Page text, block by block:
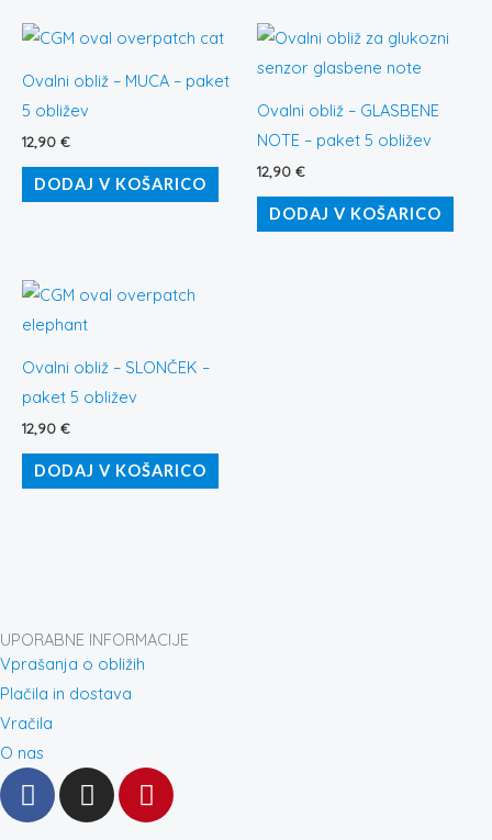
Ovalni obliž – MUCA – paket
5 obližev
12,90 €
DODAJ V KOŠARICO
Ovalni obliž – GLASBENE
NOTE – paket 5 obližev
12,90 €
DODAJ V KOŠARICO
Ovalni obliž – SLONČEK –
paket 5 obližev
12,90 €
DODAJ V KOŠARICO
UPORABNE INFORMACIJE
Vprašanja o obližih
Plačila in dostava
Vračila
O nas
F
a
I
n
P
i